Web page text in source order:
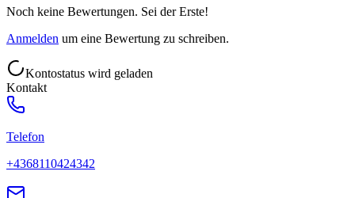
Noch keine Bewertungen. Sei der Erste!
Anmelden um eine Bewertung zu schreiben.
Kontostatus wird geladen
Kontakt
Telefon
+4368110424342